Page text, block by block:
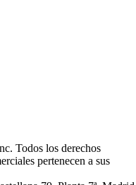
Todos los derechos
pertenecen a sus